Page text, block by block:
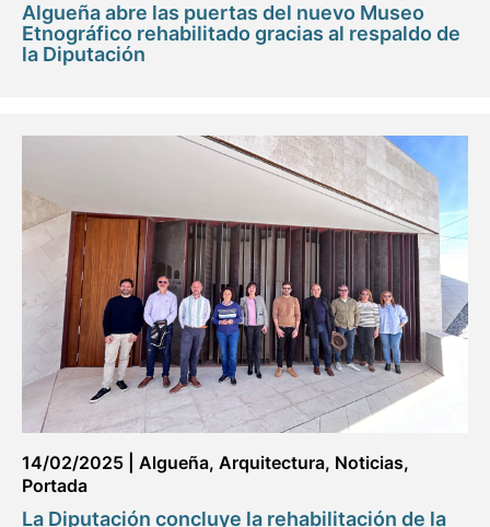
Algueña abre las puertas del nuevo Museo
Etnográfico rehabilitado gracias al respaldo de
la Diputación
14/02/2025 Algueña, Arquitectura, Noticias,
Portada
La Diputación concluye la rehabilitación de la